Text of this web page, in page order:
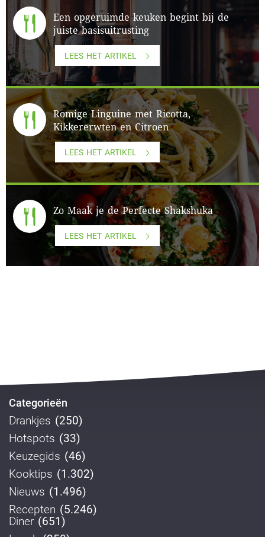
Een opgeruimde keuken begint bij de
juiste basisuitrusting
LEES HET ARTIKEL
Romige Linguine met Ricotta,
Kikkererwten en Citroen
LEES HET ARTIKEL
Zo Maak je de Perfecte Shakshuka
LEES HET ARTIKEL
Categorieën
Drankjes (250)
Hotspots (33)
Keuzegids (46)
Kooktips (1.302)
Nieuws (1.496)
Recepten (5.246)
Diner (651)